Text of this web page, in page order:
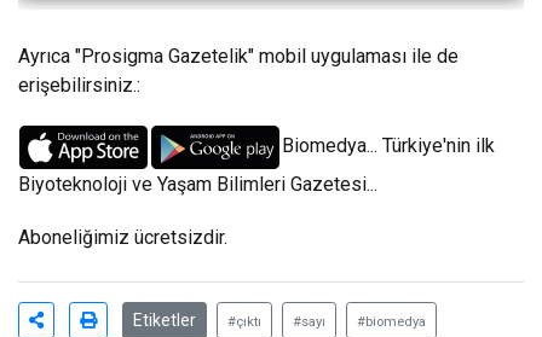
Ayrıca "Prosigma Gazetelik" mobil uygulaması ile de
erişebilirsiniz.:
Biomedya... Türkiye'nin ilk
Biyoteknoloji ve Yaşam Bilimleri Gazetesi...
Aboneliğimiz ücretsizdir.
Etiketler #çıktı #sayı #biomedya